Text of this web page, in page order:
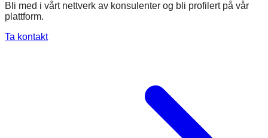
Bli med i vårt nettverk av konsulenter og bli profilert på vår
plattform.
Ta kontakt